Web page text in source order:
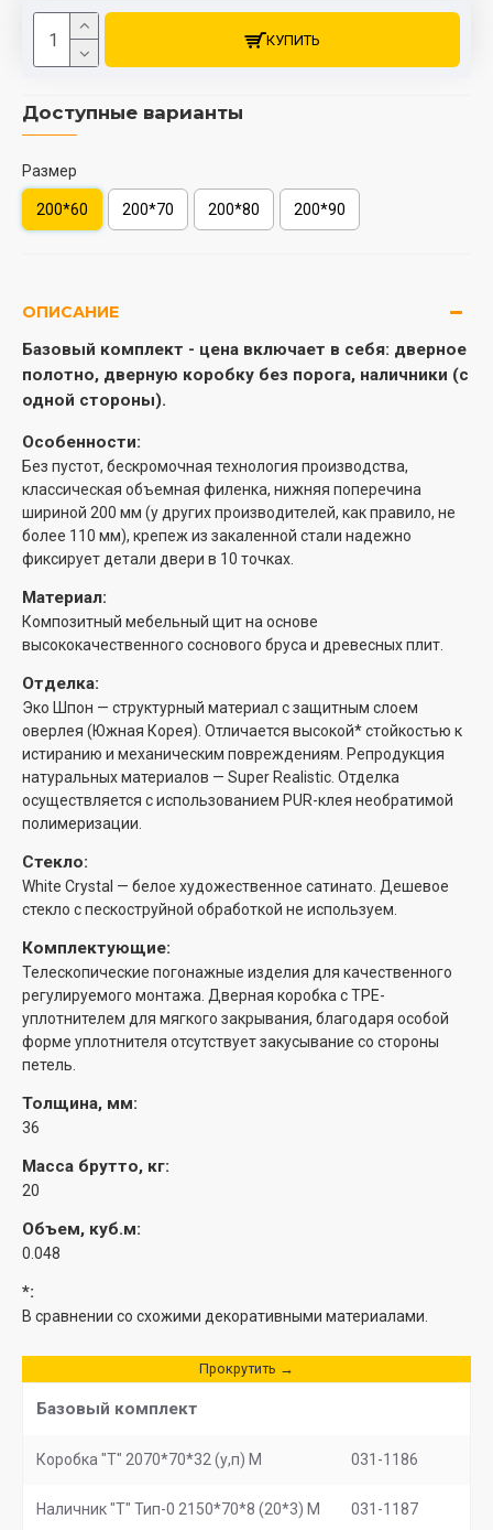
Доступные варианты
Размер
200*60 200*70 200*80 200*90
КУПИТЬ
ОПИСАНИЕ
Базовый комплект - цена включает в себя: дверное
полотно, дверную коробку без порога, наличники (с
одной стороны).
Особенности:
Без пустот, бескромочная технология производства,
классическая объемная филенка, нижняя поперечина
шириной 200 мм (у других производителей, как правило, не
более 110 мм), крепеж из закаленной стали надежно
фиксирует детали двери в 10 точках.
Материал:
Композитный мебельный щит на основе
высококачественного соснового бруса и древесных плит.
Отделка:
Эко Шпон — структурный материал с защитным слоем
оверлея (Южная Корея). Отличается высокой* стойкостью к
истиранию и механическим повреждениям. Репродукция
натуральных материалов — Super Realistic. Отделка
осуществляется с использованием PUR-клея необратимой
полимеризации.
Стекло:
White Сrystal — белое художественное сатинато. Дешевое
стекло с пескоструйной обработкой не используем.
Комплектующие:
Телескопические погонажные изделия для качественного
регулируемого монтажа. Дверная коробка с TPE-
уплотнителем для мягкого закрывания, благодаря особой
форме уплотнителя отсутствует закусывание со стороны
петель.
Толщина, мм:
36
Масса брутто, кг:
20
Объем, куб.м:
0.048
*:
В сравнении со схожими декоративными материалами.
Прокрутить →
Базовый комплект
Коробка "Т" 2070*70*32 (у,п) М 031-1186
Наличник "Т" Тип-0 2150*70*8 (20*3) М 031-1187